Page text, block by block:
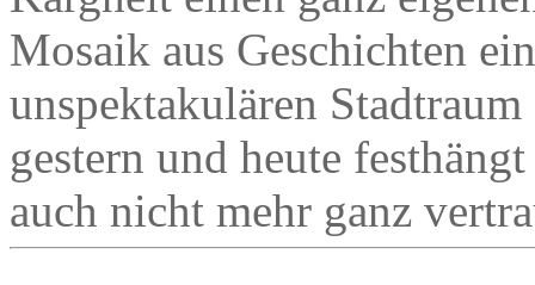
Mosaik aus Geschichten
unspektakulären
gestern und heute
auch nicht mehr ganz